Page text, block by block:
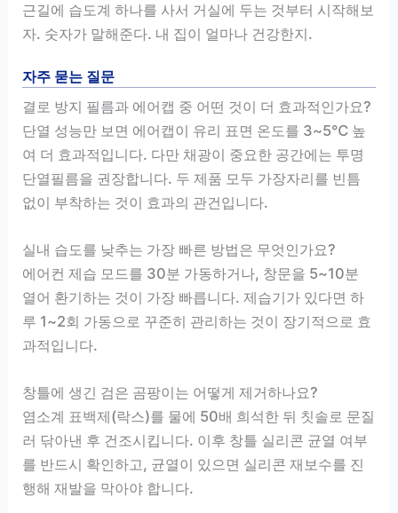
근길에 습도계 하나를 사서 거실에 두는 것부터 시작해보
자. 숫자가 말해준다. 내 집이 얼마나 건강한지.
자주 묻는 질문
결로 방지 필름과 에어캡 중 어떤 것이 더 효과적인가요?
단열 성능만 보면 에어캡이 유리 표면 온도를 3~5℃ 높
여 더 효과적입니다. 다만 채광이 중요한 공간에는 투명
단열필름을 권장합니다. 두 제품 모두 가장자리를 빈틈
없이 부착하는 것이 효과의 관건입니다.
실내 습도를 낮추는 가장 빠른 방법은 무엇인가요?
에어컨 제습 모드를 30분 가동하거나, 창문을 5~10분
열어 환기하는 것이 가장 빠릅니다. 제습기가 있다면 하
루 1~2회 가동으로 꾸준히 관리하는 것이 장기적으로 효
과적입니다.
창틀에 생긴 검은 곰팡이는 어떻게 제거하나요?
염소계 표백제(락스)를 물에 50배 희석한 뒤 칫솔로 문질
러 닦아낸 후 건조시킵니다. 이후 창틀 실리콘 균열 여부
를 반드시 확인하고, 균열이 있으면 실리콘 재보수를 진
행해 재발을 막아야 합니다.